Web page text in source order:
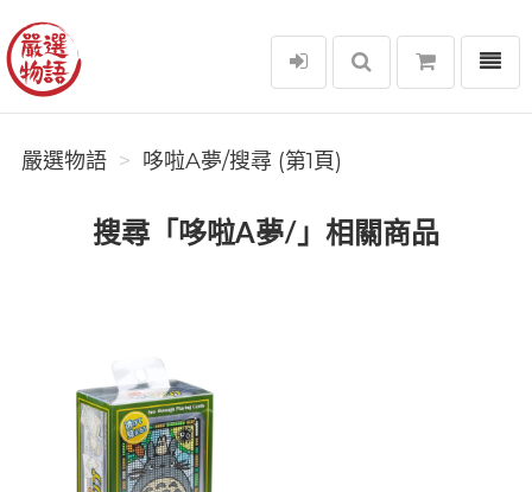
嚴選物語
選單
嚴選物語 哆啦A夢/搜尋 (第1頁)
搜尋「哆啦A夢/」相關商品